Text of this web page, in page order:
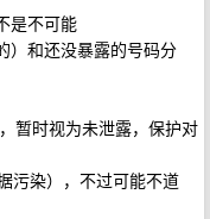
是不可能
）和还没暴露的号码分
暂时视为未泄露，保护对
污染），不过可能不道